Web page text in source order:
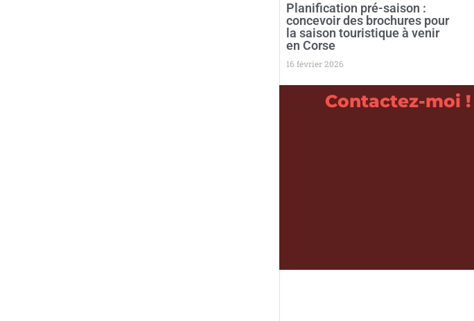
Planification pré-saison :
concevoir des brochures pour
la saison touristique à venir
en Corse
16 février 2026
Contactez-moi !